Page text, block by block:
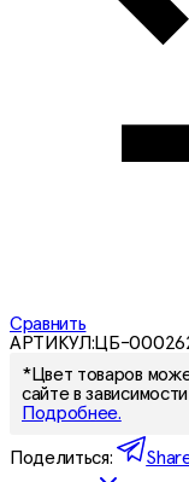
Сравнить
АРТИКУЛ:ЦБ-
*Цвет товаров
сайте в
Подробнее.
Поделиться: